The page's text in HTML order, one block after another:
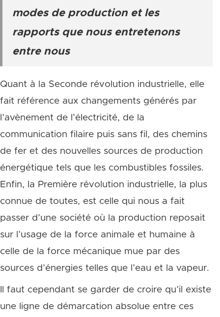
modes de production et les
rapports que nous entretenons
entre nous
Quant à la Seconde révolution industrielle, elle
fait référence aux changements générés par
l’avènement de l’électricité, de la
communication filaire puis sans fil, des chemins
de fer et des nouvelles sources de production
énergétique tels que les combustibles fossiles.
Enfin, la Première révolution industrielle, la plus
connue de toutes, est celle qui nous a fait
passer d’une société où la production reposait
sur l’usage de la force animale et humaine à
celle de la force mécanique mue par des
sources d’énergies telles que l’eau et la vapeur.
Il faut cependant se garder de croire qu’il existe
une ligne de démarcation absolue entre ces